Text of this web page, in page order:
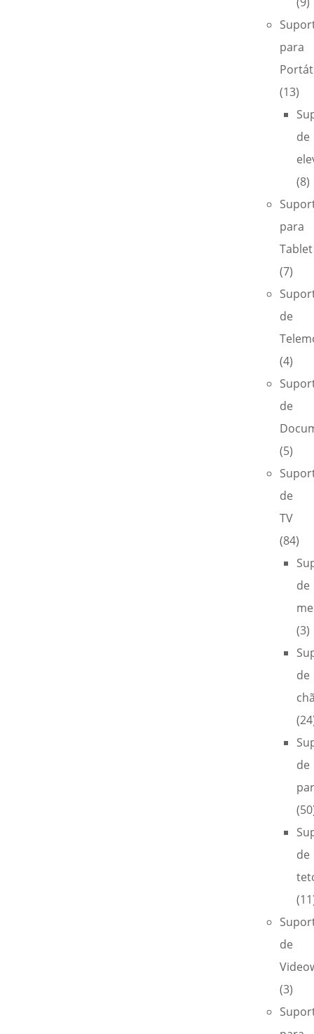
para
(13)
de
(8)
para
Tablet
(7)
de
(4)
de
(5)
de
TV
(84)
de
(3)
de
de
de
de
(3)